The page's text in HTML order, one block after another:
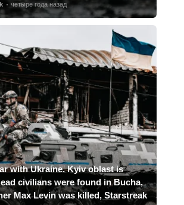
четыре года назад
with Ukraine. Kyiv oblast is
civilians were found in Bucha,
Max Levin was killed, Starstreak